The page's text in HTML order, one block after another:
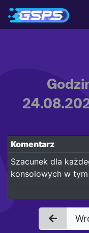
Komentarz
Szacunek dla
konsolowych w